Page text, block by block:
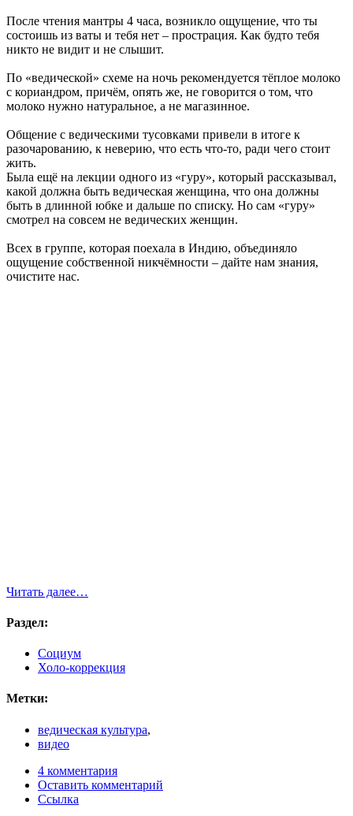
После чтения мантры 4 часа, возникло ощущение, что ты
состоишь из ваты и тебя нет – прострация. Как будто тебя
никто не видит и не слышит.
По «ведической» схеме на ночь рекомендуется тёплое молоко
с кориандром, причём, опять же, не говорится о том, что
молоко нужно натуральное, а не магазинное.
Общение с ведическими тусовками привели в итоге к
разочарованию, к неверию, что есть что-то, ради чего стоит
жить.
Была ещё на лекции одного из «гуру», который рассказывал,
какой должна быть ведическая женщина, что она должны
быть в длинной юбке и дальше по списку. Но сам «гуру»
смотрел на совсем не ведических женщин.
Всех в группе, которая поехала в Индию, объединяло
ощущение собственной никчёмности – дайте нам знания,
очистите нас.
Читать далее…
Раздел:
Социум
Холо-коррекция
Метки:
ведическая культура,
видео
4 комментария
Оставить комментарий
Ссылка